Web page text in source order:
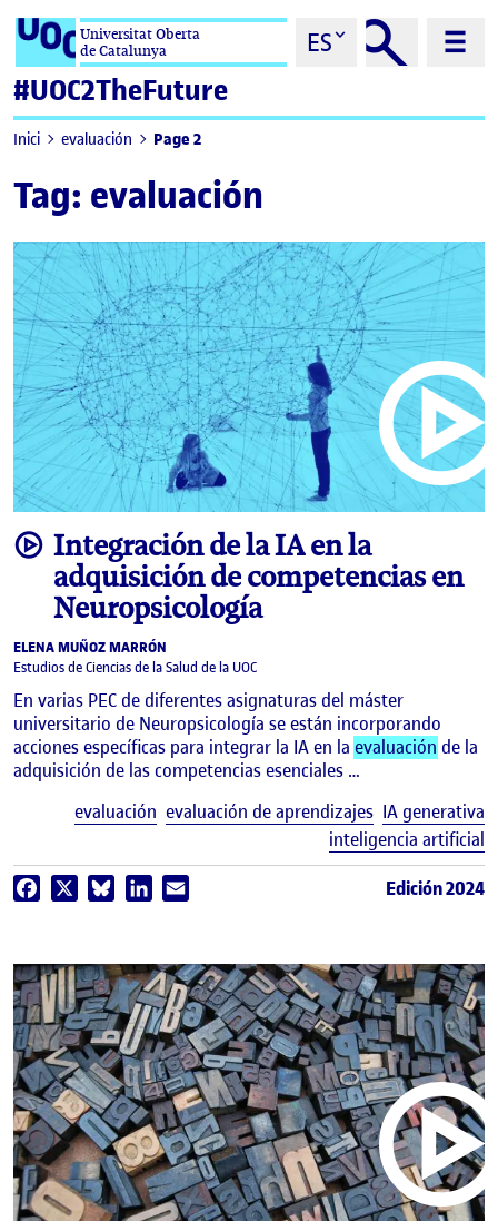
Saltar al contenidoUniversitat Oberta
de Catalunya
ES
#UOC2TheFuture
Inici evaluación Page 2
Tag: evaluación
videoIntegración de la IA en la
adquisición de competencias en
Neuropsicología
ELENA MUÑOZ MARRÓN
Estudios de Ciencias de la Salud de la UOC
En varias PEC de diferentes asignaturas del máster
universitario de Neuropsicología se están incorporando
acciones específicas para integrar la IA en la evaluación de la
adquisición de las competencias esenciales …
evaluación evaluación de aprendizajes IA generativa
inteligencia artificial
Facebook BlueskyLinkedIn Edición 2024